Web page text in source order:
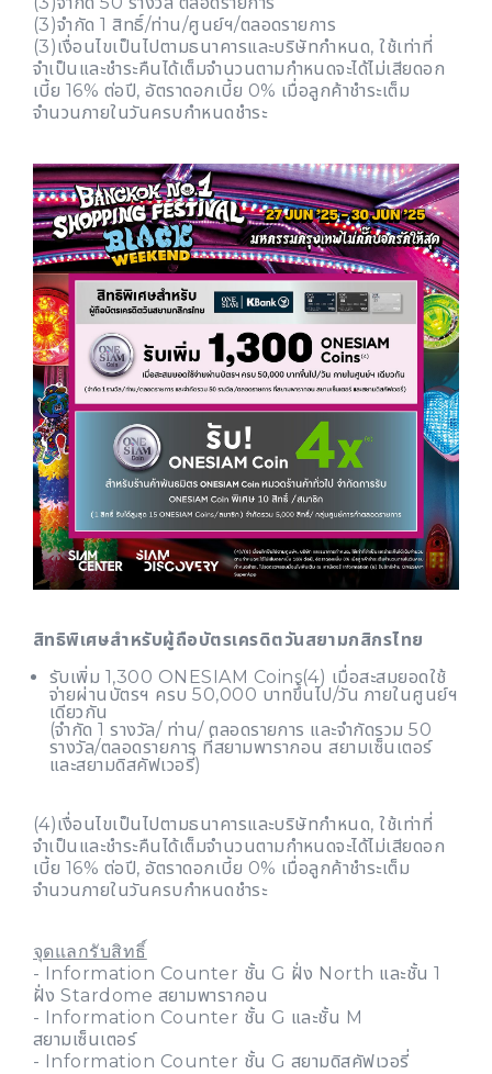
(3)จำกัด 1 สิทธิ์/ท่าน/ศูนย์ฯ/ตลอดรายการ
(3)เงื่อนไขเป็นไปตามธนาคารและบริษัทกำหนด, ใช้เท่าที่
จำเป็นและชำระคืนได้เต็มจำนวนตามกำหนดจะได้ไม่เสียดอก
เบี้ย 16% ต่อปี, อัตราดอกเบี้ย 0% เมื่อลูกค้าชำระเต็ม
จำนวนภายในวันครบกำหนดชำระ
สิทธิพิเศษสำหรับผู้ถือบัตรเครดิตวันสยามกสิกรไทย
รับเพิ่ม 1,300 ONESIAM Coins(4) เมื่อสะสมยอดใช้
จ่ายผ่านบัตรฯ ครบ 50,000 บาทขึ้นไป/วัน ภายในศูนย์ฯ
เดียวกัน
(จำกัด 1 รางวัล/ ท่าน/ ตลอดรายการ และจำกัดรวม 50
รางวัล/ตลอดรายการ ที่สยามพารากอน สยามเซ็นเตอร์
และสยามดิสคัฟเวอรี่)
(4)เงื่อนไขเป็นไปตามธนาคารและบริษัทกำหนด, ใช้เท่าที่
จำเป็นและชำระคืนได้เต็มจำนวนตามกำหนดจะได้ไม่เสียดอก
เบี้ย 16% ต่อปี, อัตราดอกเบี้ย 0% เมื่อลูกค้าชำระเต็ม
จำนวนภายในวันครบกำหนดชำระ
จุดแลกรับสิทธิ์
- Information Counter ชั้น G ฝั่ง North และชั้น 1
ฝั่ง Stardome สยามพารากอน
- Information Counter ชั้น G และชั้น M
สยามเซ็นเตอร์
- Information Counter ชั้น G สยามดิสคัฟเวอรี่